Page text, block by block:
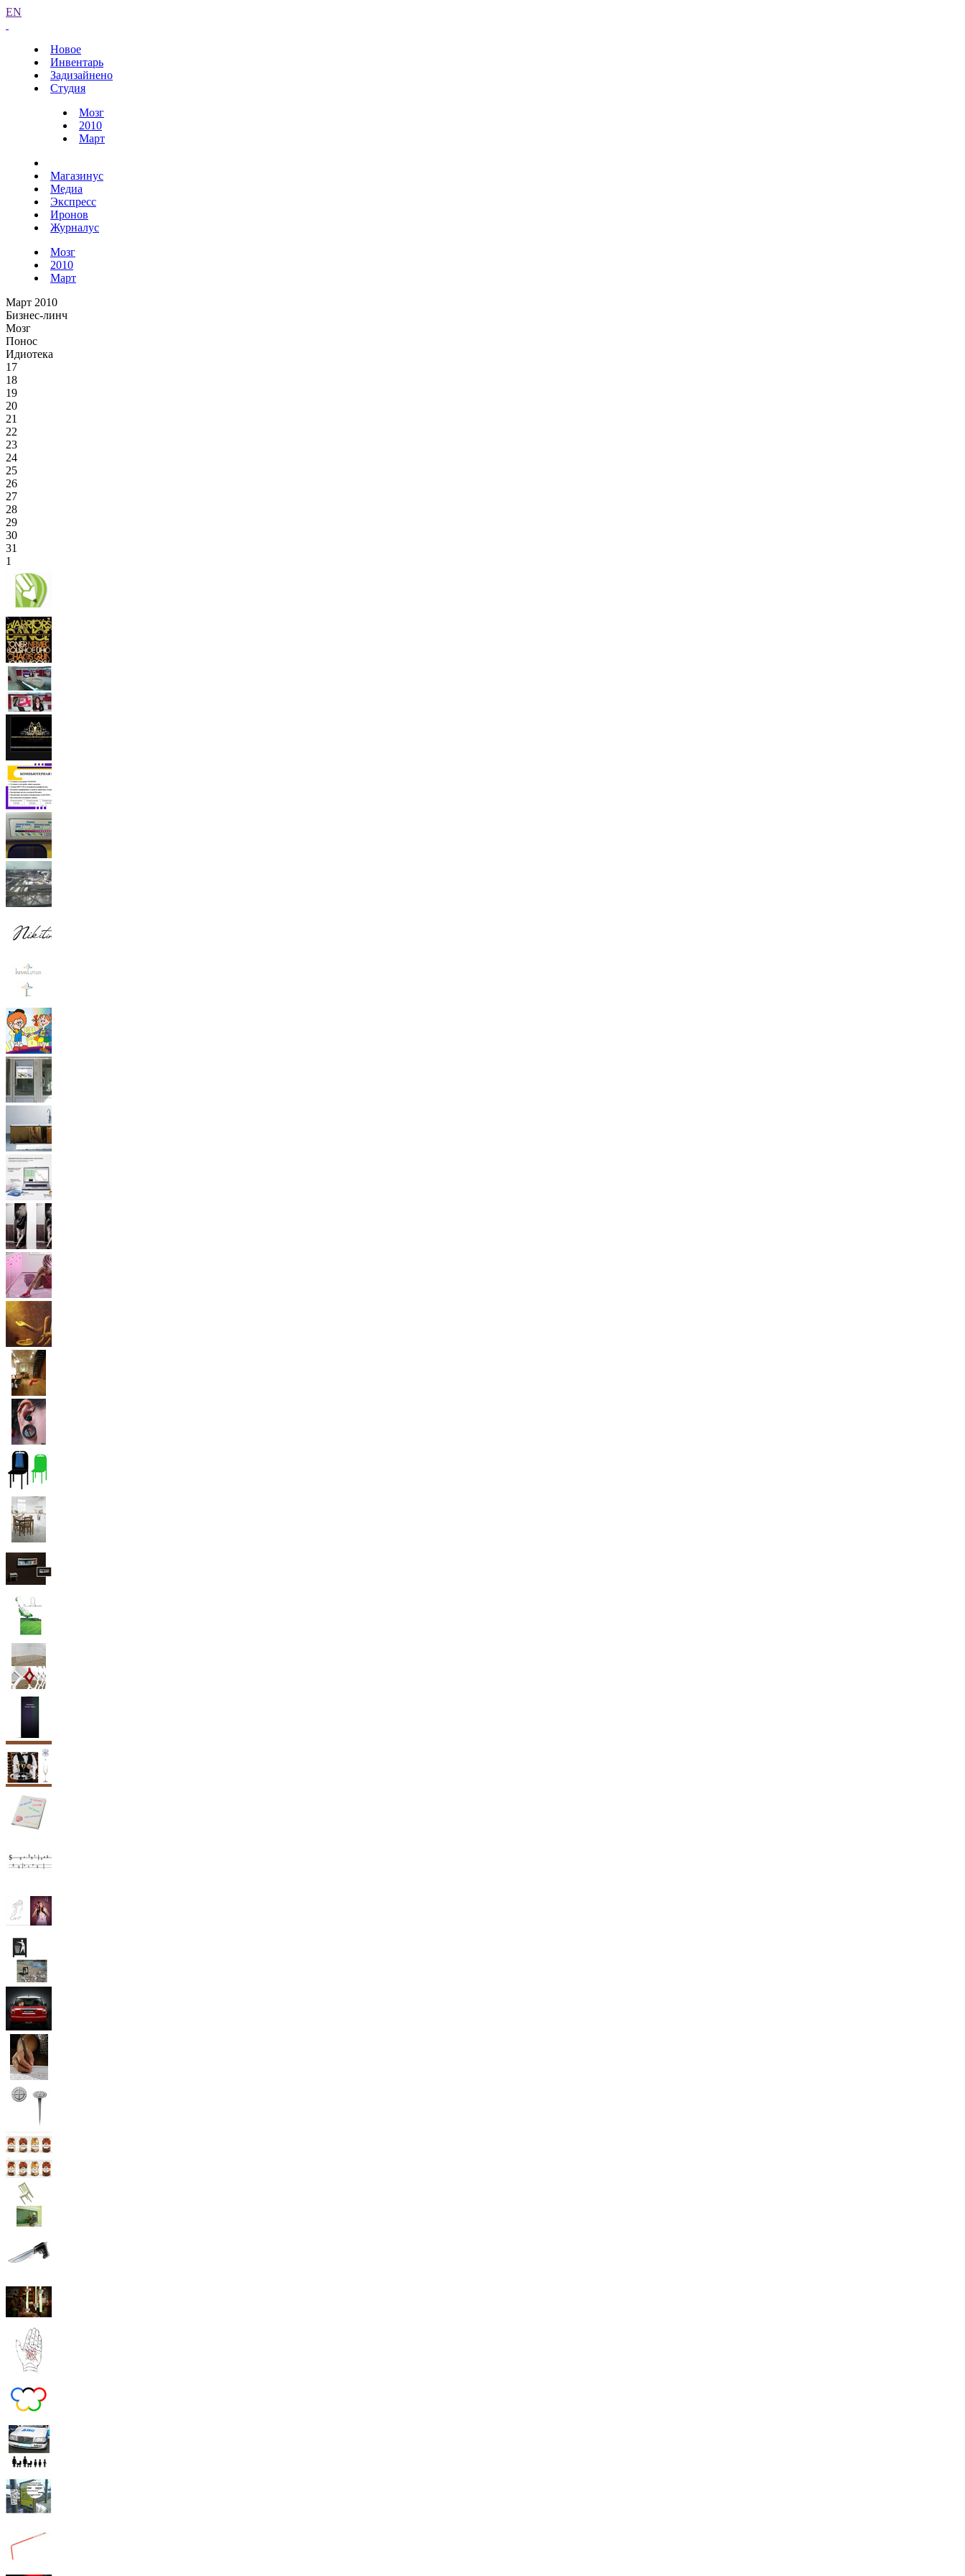
EN
Новое
Инвентарь
Задизайнено
Студия
Мозг
2010
Март
Магазинус
Медиа
Экспресс
Иронов
Журналус
Мозг
2010
Март
Март 2010
Бизнес-линч
Мозг
Понос
Идиотека
17
18
19
20
21
22
23
24
25
26
27
28
29
30
31
1